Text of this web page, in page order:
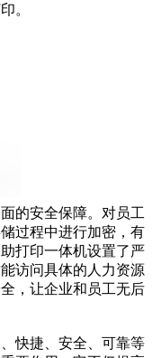
。
的安全保障。对员工
过程中进行加密，有
打印一体机设置了严
访问具体的人力资源
，让企业和员工无后
快捷、安全、可靠等